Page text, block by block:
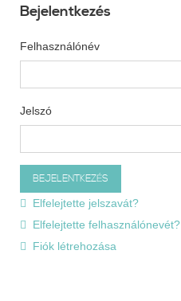
Bejelentkezés
Felhasználónév
Jelszó
Elfelejtette jelszavát?
Elfelejtette felhasználónevét?
Fiók létrehozása